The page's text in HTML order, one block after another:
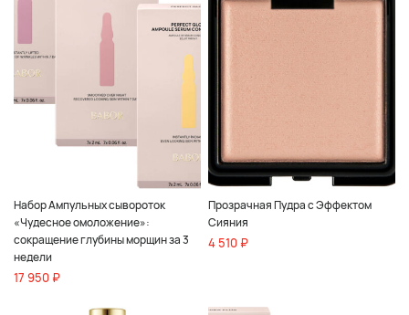
Набор Ампульных сывороток
«Чудесное омоложение»:
сокращение глубины морщин за 3
недели
17 950 ₽
Прозрачная Пудра с Эффектом
Сияния
4 510 ₽